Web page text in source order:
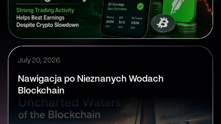
July 20, 2026
Nawigacja po Nieznanych Wodach
Blockchain